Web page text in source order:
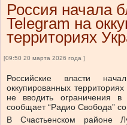
Россия начала
Telegram на
территориях
[09:50 20 марта 2026 года ]
Российские власти
оккупированных
не вводить ограничения
сообщает “Радио Свобода”
В Счастьенском районе